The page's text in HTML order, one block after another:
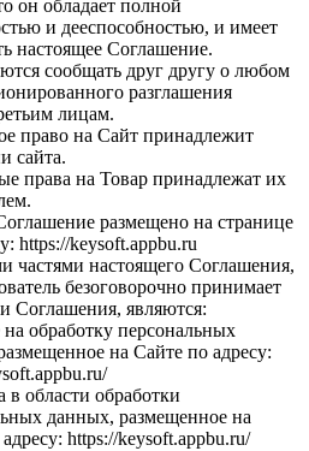
он обладает полной
и дееспособностью, и имеет
настоящее Соглашение.
сообщать друг другу о любом
разглашения
лицам.
право на Сайт принадлежит
сайта.
права на Товар принадлежат их
размещено на странице
https://keysoft.appbu.ru
частями настоящего Соглашения,
безоговорочно принимает
Соглашения, являются:
на обработку персональных
на Сайте по адресу:
в области обработки
данных, размещенное на
https://keysoft.appbu.ru/